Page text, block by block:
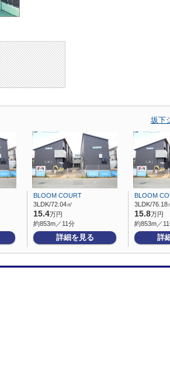
坂下
BLOOM COURT
3LDK/72.04㎡
15.4万円
約853m／11分
詳細を見る
BLOOM
3LDK/76.18
15.8万円
約853m／
詳